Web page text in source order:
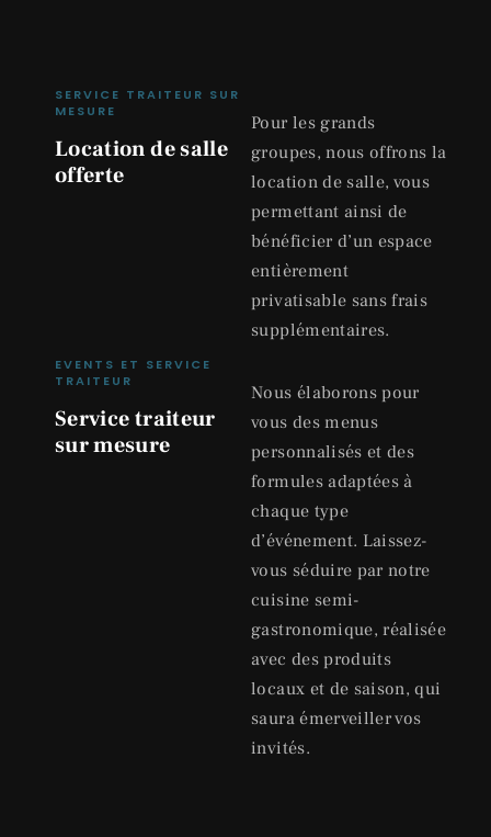
SERVICE TRAITEUR SUR
MESURE
Location de salle
offerte
Pour les grands
groupes, nous offrons la
location de salle, vous
permettant ainsi de
bénéficier d’un espace
entièrement
privatisable sans frais
supplémentaires.
EVENTS ET SERVICE
TRAITEUR
Service traiteur
sur mesure
Nous élaborons pour
vous des menus
personnalisés et des
formules adaptées à
chaque type
d’événement. Laissez-
vous séduire par notre
cuisine semi-
gastronomique, réalisée
avec des produits
locaux et de saison, qui
saura émerveiller vos
invités.